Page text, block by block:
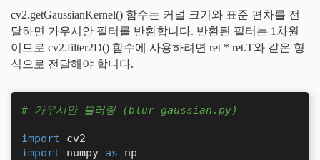
cv2.getGaussianKernel() 함수는 커널 크기와 표준 편차를 전
달하면 가우시안 필터를 반환합니다. 반환된 필터는 1차원
이므로 cv2.filter2D() 함수에 사용하려면 ret * ret.T와 같은 형
식으로 전달해야 합니다.
# 가우시안 블러링 (blur_gaussian.py)
import
import numpy as np